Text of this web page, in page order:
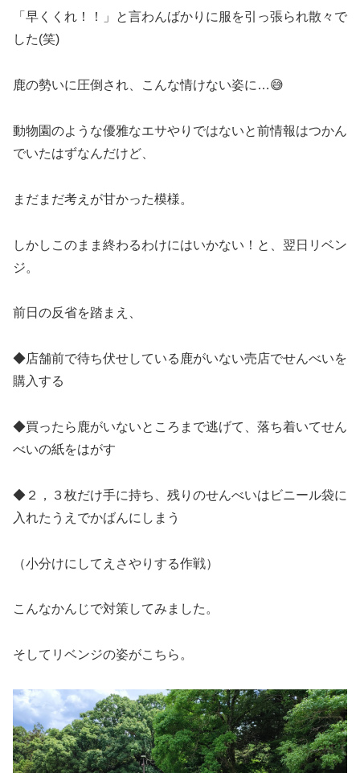
「早くくれ！！」と言わんばかりに服を引っ張られ散々で
した(笑)
鹿の勢いに圧倒され、こんな情けない姿に…😅
動物園のような優雅なエサやりではないと前情報はつかん
でいたはずなんだけど、
まだまだ考えが甘かった模様。
しかしこのまま終わるわけにはいかない！と、翌日リベン
ジ。
前日の反省を踏まえ、
◆店舗前で待ち伏せしている鹿がいない売店でせんべいを
購入する
◆買ったら鹿がいないところまで逃げて、落ち着いてせん
べいの紙をはがす
◆２，３枚だけ手に持ち、残りのせんべいはビニール袋に
入れたうえでかばんにしまう
（小分けにしてえさやりする作戦）
こんなかんじで対策してみました。
そしてリベンジの姿がこちら。